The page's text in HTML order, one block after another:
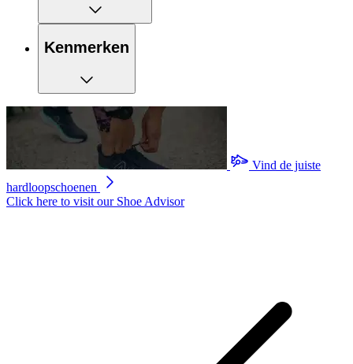
Kenmerken
Vind de juiste
hardloopschoenen
Click here to visit our Shoe Advisor